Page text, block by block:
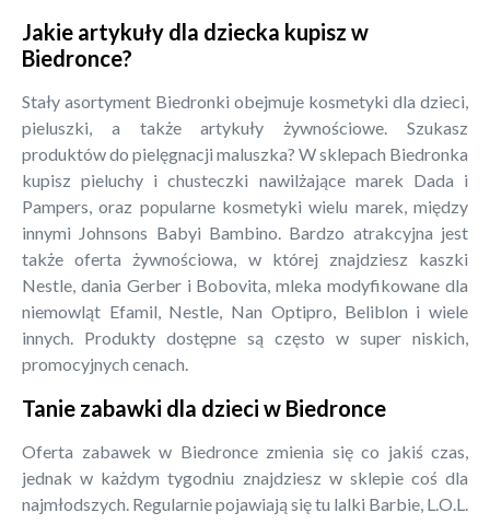
Jakie artykuły dla dziecka kupisz w
Biedronce?
Stały asortyment Biedronki obejmuje kosmetyki dla dzieci,
pieluszki, a także artykuły żywnościowe. Szukasz
produktów do pielęgnacji maluszka? W sklepach Biedronka
kupisz pieluchy i chusteczki nawilżające marek Dada i
Pampers, oraz popularne kosmetyki wielu marek, między
innymi Johnsons Babyi Bambino. Bardzo atrakcyjna jest
także oferta żywnościowa, w której znajdziesz kaszki
Nestle, dania Gerber i Bobovita, mleka modyfikowane dla
niemowląt Efamil, Nestle, Nan Optipro, Beliblon i wiele
innych. Produkty dostępne są często w super niskich,
promocyjnych cenach.
Tanie zabawki dla dzieci w Biedronce
Oferta zabawek w Biedronce zmienia się co jakiś czas,
jednak w każdym tygodniu znajdziesz w sklepie coś dla
najmłodszych. Regularnie pojawiają się tu lalki Barbie, L.O.L.